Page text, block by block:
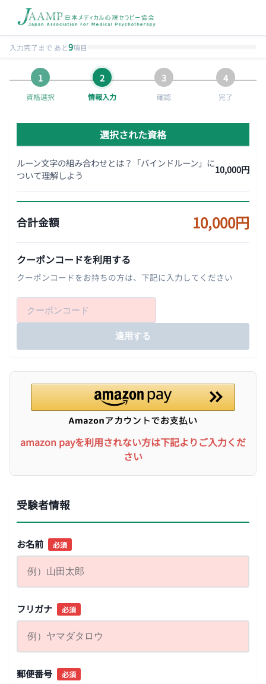
入力完了まで あと9項目
資格選択 情報入力 確認 完了
amazon payを利用されない方は下記よりご入力くだ
さい
受験者情報
お名前 必須
フリガナ 必須
郵便番号 必須
選択された資格
ルーン文字の組み合わせとは？「バインドルーン」に
ついて理解しよう
10,000円
合計金額 10,000円
クーポンコードを利用する
クーポンコードをお持ちの方は、下記に入力してください
適用する